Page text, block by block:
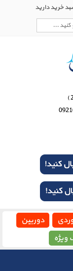
خرید دارید
دوربین
ویژه